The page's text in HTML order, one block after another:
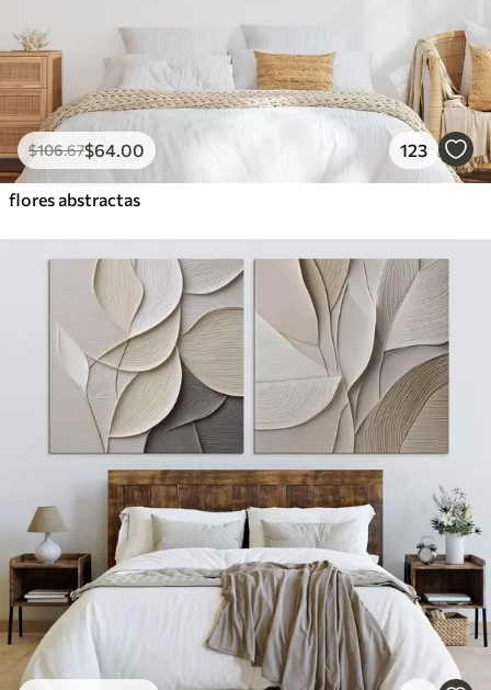
$106.67$64.00 123
flores abstractas